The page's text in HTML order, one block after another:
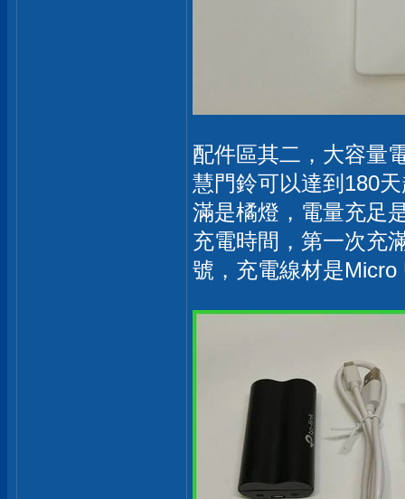
配件區其二，大容量
慧門鈴可以達到180
滿是橘燈，電量充足
充電時間，第一次充
號，充電線材是Micro